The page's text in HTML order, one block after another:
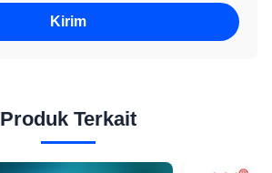
Kirim
Produk Terkait